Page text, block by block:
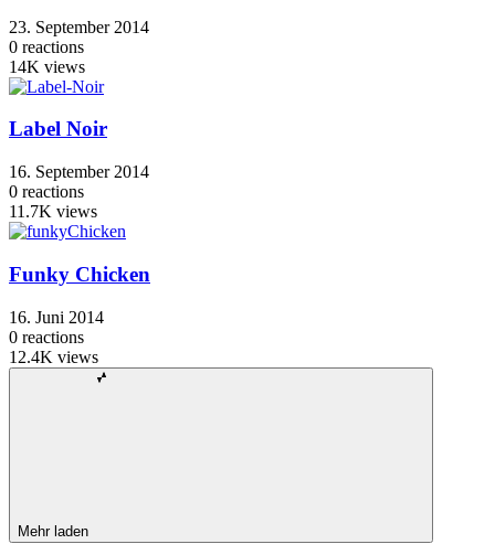
23. September 2014
0 reactions
14K views
Label Noir
16. September 2014
0 reactions
11.7K views
Funky Chicken
16. Juni 2014
0 reactions
12.4K views
Mehr laden